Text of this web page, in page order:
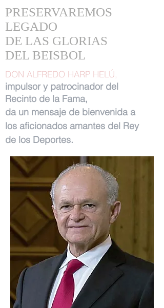
PRESERVAREMOS
LEGADO
DE LAS GLORIAS
DEL BEISBOL
DON ALFREDO HARP HELÚ,
impulsor y patrocinador del
Recinto de la Fama,
da un mensaje de bienvenida a
los aficionados amantes del Rey
de los Deportes.